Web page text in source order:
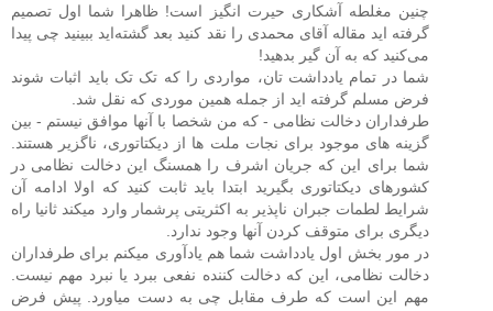
چنین مغلطه آشکاری حیرت انگیز است! ظاهرا شما اول تصمیم
گرفته اید مقاله آقای محمدی را نقد کنید بعد گشته‌اید ببینید چی پیدا
می‌کنید که به آن گیر بدهید!
شما در تمام یادداشت تان، مواردی را که تک تک باید اثبات شوند
فرض مسلم گرفته اید از جمله همین موردی که نقل شد.
طرفداران دخالت نظامی - که من شخصا با آنها موافق نیستم - بین
گزینه های موجود برای نجات ملت ها از دیکتاتوری، ناگزیر هستند.
شما برای این که جریان اشرف را همسنگ این دخالت نظامی در
کشورهای دیکتاتوری بگیرید ابتدا باید ثابت کنید که اولا ادامه آن
شرایط لطمات جبران ناپذیر به اکثریتی پرشمار وارد میکند ثانیا راه
دیگری برای متوقف کردن آنها وجود ندارد.
در مور بخش اول یادداشت شما هم یادآوری میکنم برای طرفداران
دخالت نظامی، این که دخالت کننده نفعی ببرد یا نبرد مهم نیست.
مهم این است که طرف مقابل چی به دست میاورد. پیش فرض